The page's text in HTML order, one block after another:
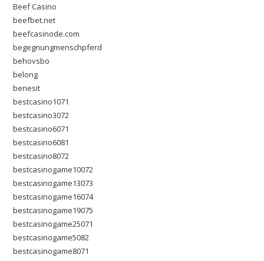
Beef Casino
beefbet.net
beefcasinode.com
begegnungmenschpferd
behovsbo
belong
benesit
bestcasino1071
bestcasino3072
bestcasino6071
bestcasino6081
bestcasino8072
bestcasinogame10072
bestcasinogame13073
bestcasinogame16074
bestcasinogame19075
bestcasinogame25071
bestcasinogame5082
bestcasinogame8071